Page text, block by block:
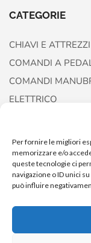
Per fornire le migliori
memorizzare e/o
queste tecnologie ci
navigazione o ID unici
può influire
CATEGORIE
CHIAVI E ATTREZZI
COMANDI A
COMANDI
ELETTRICO
FORCELLE E